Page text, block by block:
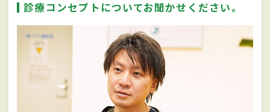
診療コンセプトについてお聞かせください。